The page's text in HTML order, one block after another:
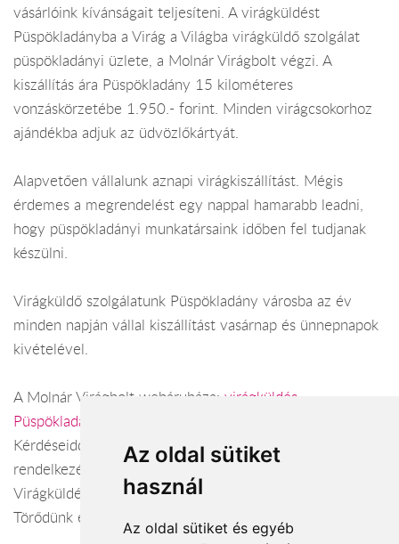
Az oldal sütiket
használ
Az oldal sütiket és egyéb
vásárlóink kívánságait teljesíteni. A virágküldést
Püspökladányba a Virág a Világba virágküldő szolgálat
püspökladányi üzlete, a Molnár Virágbolt végzi. A
kiszállítás ára Püspökladány 15 kilométeres
vonzáskörzetébe 1.950.- forint. Minden virágcsokorhoz
ajándékba adjuk az üdvözlőkártyát.
Alapvetően vállalunk aznapi virágkiszállítást. Mégis
érdemes a megrendelést egy nappal hamarabb leadni,
hogy püspökladányi munkatársaink időben fel tudjanak
készülni.
Virágküldő szolgálatunk Püspökladány városba az év
minden napján vállal kiszállítást vasárnap és ünnepnapok
kivételével.
A Molnár Virágbolt webáruháza: virágküldés
Püspökladány
Kérdéseiddel kapcsolatban örömmel állunk
rendelkezésedre.
Virágküldés Püspökladány
Törődünk egymással